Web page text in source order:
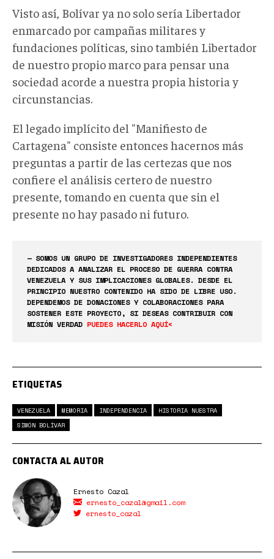
Visto así, Bolívar ya no solo sería Libertador
enmarcado por campañas militares y
fundaciones políticas, sino también Libertador
de nuestro propio marco para pensar una
sociedad acorde a nuestra propia historia y
circunstancias.
El legado implícito del "Manifiesto de
Cartagena" consiste entonces hacernos más
preguntas a partir de las certezas que nos
confiere el análisis certero de nuestro
presente, tomando en cuenta que sin el
presente no hay pasado ni futuro.
— SOMOS UN GRUPO DE INVESTIGADORES INDEPENDIENTES
DEDICADOS A ANALIZAR EL PROCESO DE GUERRA CONTRA
VENEZUELA Y SUS IMPLICACIONES GLOBALES. DESDE EL
PRINCIPIO NUESTRO CONTENIDO HA SIDO DE LIBRE USO.
DEPENDEMOS DE DONACIONES Y COLABORACIONES PARA
SOSTENER ESTE PROYECTO, SI DESEAS CONTRIBUIR CON
MISIÓN VERDAD PUEDES HACERLO AQUÍ<
ETIQUETAS
VENEZUELA MEMORIA INDEPENDENCIA
HISTORIA NUESTRA
SIMÓN BOLÍVAR
CONTACTA AL AUTOR
Ernesto Cazal
ernesto_cazal@gmail.com
ernesto_cazal